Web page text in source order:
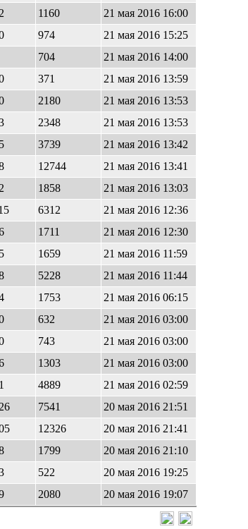
1160
21 мая 2016 16:00
974
21 мая 2016 15:25
704
21 мая 2016 14:00
371
21 мая 2016 13:59
2180
21 мая 2016 13:53
2348
21 мая 2016 13:53
3739
21 мая 2016 13:42
12744
21 мая 2016 13:41
1858
21 мая 2016 13:03
6312
21 мая 2016 12:36
1711
21 мая 2016 12:30
1659
21 мая 2016 11:59
5228
21 мая 2016 11:44
1753
21 мая 2016 06:15
632
21 мая 2016 03:00
743
21 мая 2016 03:00
1303
21 мая 2016 03:00
4889
21 мая 2016 02:59
7541
20 мая 2016 21:51
12326
20 мая 2016 21:41
1799
20 мая 2016 21:10
522
20 мая 2016 19:25
2080
20 мая 2016 19:07